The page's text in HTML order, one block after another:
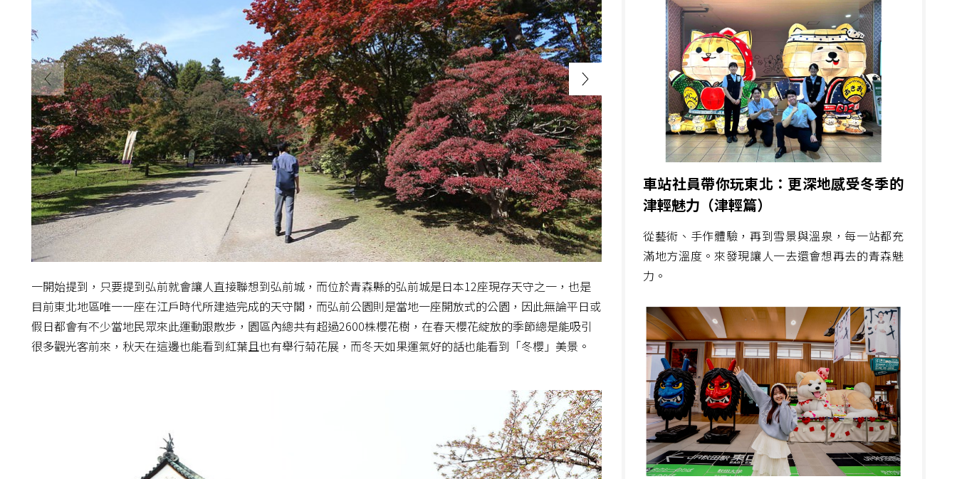
一開始提到，只要提到弘前就會讓人直接聯想到弘前城，而位於青森縣的弘前城是日本12座現存天守之一，也是
目前東北地區唯一一座在江戶時代所建造完成的天守閣，而弘前公園則是當地一座開放式的公園，因此無論平日或
假日都會有不少當地民眾來此運動跟散步，園區內總共有超過2600株櫻花樹，在春天櫻花綻放的季節總是能吸引
很多觀光客前來，秋天在這邊也能看到紅葉且也有舉行菊花展，而冬天如果運氣好的話也能看到「冬櫻」美景。
車站社員帶你玩東北：更深地感受冬季的
津輕魅力（津輕篇）
從藝術、手作體驗，再到雪景與溫泉，每一站都充
滿地方溫度。來發現讓人一去還會想再去的青森魅
力。